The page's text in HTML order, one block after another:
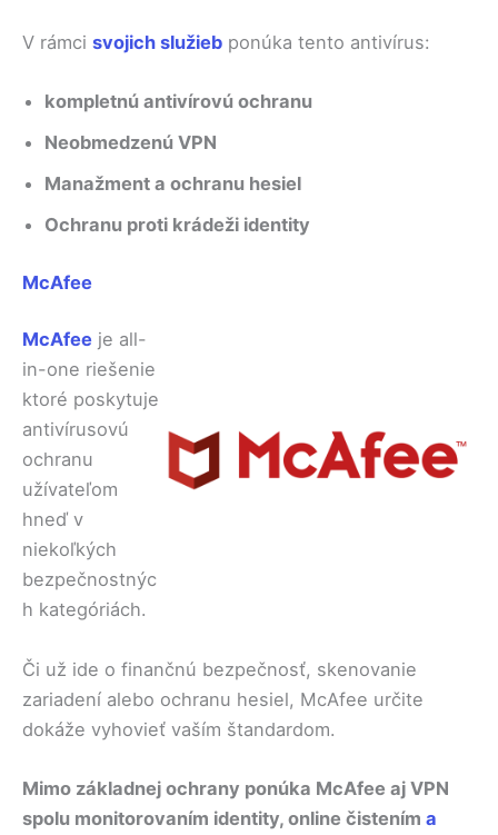
V rámci svojich služieb ponúka tento antivírus:
kompletnú antivírovú ochranu
Neobmedzenú VPN
Manažment a ochranu hesiel
Ochranu proti krádeži identity
McAfee
McAfee je all-
in-one riešenie
ktoré poskytuje
antivírusovú
ochranu
užívateľom
hneď v
niekoľkých
bezpečnostnýc
h kategóriách.
Či už ide o finančnú bezpečnosť, skenovanie
zariadení alebo ochranu hesiel, McAfee určite
dokáže vyhovieť vaším štandardom.
Mimo základnej ochrany ponúka McAfee aj VPN
spolu monitorovaním identity, online čistením a